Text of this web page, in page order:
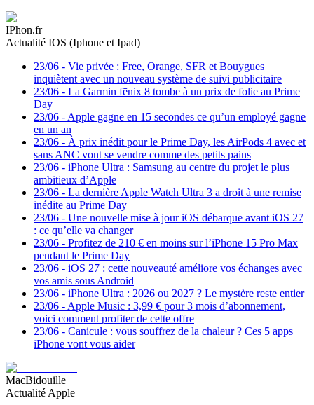
IPhon.fr
Actualité IOS (Iphone et Ipad)
23/06 - Vie privée : Free, Orange, SFR et Bouygues
inquiètent avec un nouveau système de suivi publicitaire
23/06 - La Garmin fēnix 8 tombe à un prix de folie au Prime
Day
23/06 - Apple gagne en 15 secondes ce qu’un employé gagne
en un an
23/06 - À prix inédit pour le Prime Day, les AirPods 4 avec et
sans ANC vont se vendre comme des petits pains
23/06 - iPhone Ultra : Samsung au centre du projet le plus
ambitieux d’Apple
23/06 - La dernière Apple Watch Ultra 3 a droit à une remise
inédite au Prime Day
23/06 - Une nouvelle mise à jour iOS débarque avant iOS 27
: ce qu’elle va changer
23/06 - Profitez de 210 € en moins sur l’iPhone 15 Pro Max
pendant le Prime Day
23/06 - iOS 27 : cette nouveauté améliore vos échanges avec
vos amis sous Android
23/06 - iPhone Ultra : 2026 ou 2027 ? Le mystère reste entier
23/06 - Apple Music : 3,99 € pour 3 mois d’abonnement,
voici comment profiter de cette offre
23/06 - Canicule : vous souffrez de la chaleur ? Ces 5 apps
iPhone vont vous aider
MacBidouille
Actualité Apple